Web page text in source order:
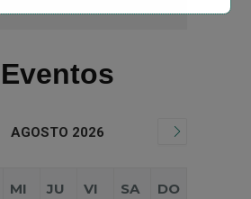
Eventos
AGOSTO 2026
MI JU VI SA DO